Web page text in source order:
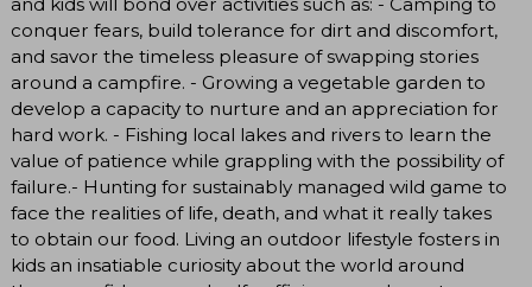
conquer fears, build tolerance for dirt and discomfort,
and savor the timeless pleasure of swapping stories
around a campfire. - Growing a vegetable garden to
develop a capacity to nurture and an appreciation for
hard work. - Fishing local lakes and rivers to learn the
value of patience while grappling with the possibility of
failure.- Hunting for sustainably managed wild game to
face the realities of life, death, and what it really takes
to obtain our food. Living an outdoor lifestyle fosters in
kids an insatiable curiosity about the world around